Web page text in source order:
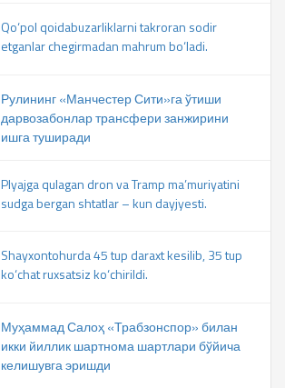
Qo‘pol qoidabuzarliklarni takroran sodir
etganlar chegirmadan mahrum bo‘ladi.
Рулининг «Манчестер Сити»га ўтиши
дарвозабонлар трансфери занжирини
ишга туширади
Plyajga qulagan dron va Tramp ma’muriyatini
sudga bergan shtatlar – kun dayjyesti.
Shayxontohurda 45 tup daraxt kesilib, 35 tup
ko‘chat ruxsatsiz ko‘chirildi.
Муҳаммад Салоҳ «Трабзонспор» билан
икки йиллик шартнома шартлари бўйича
келишувга эришди